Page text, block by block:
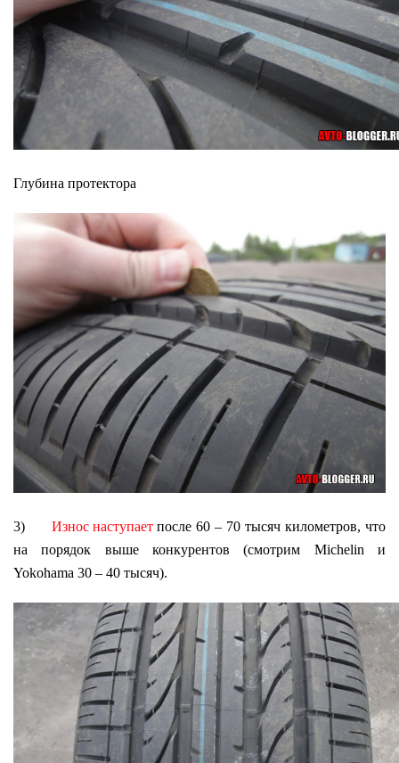
Глубина протектора
3) Износ наступаетпосле 60 – 70 тысяч километров, что
на порядок выше конкурентов (смотрим Michelin и
Yokohama 30 – 40 тысяч).